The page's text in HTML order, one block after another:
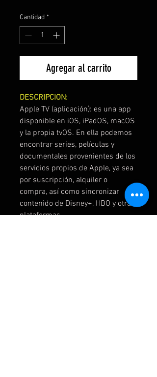
Cantidad *
Agregar al carrito
DESCRIPCION:
Apple TV (aplicación): es una app
disponible en iOS, iPadOS, macOS
y la propia tvOS. En ella podemos
encontrar series, películas y
documentales provenientes de los
servicios propios de Apple, ya sea
por suscripción, alquiler o
compra, así como sincronizar
contenido de Disney+, HBO y otras
plataformas.